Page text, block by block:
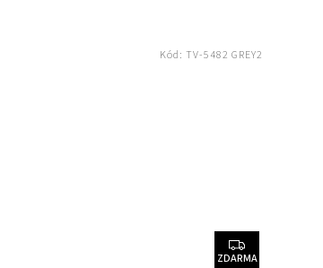
ZDARMA
Kód: TV-5482 GREY2